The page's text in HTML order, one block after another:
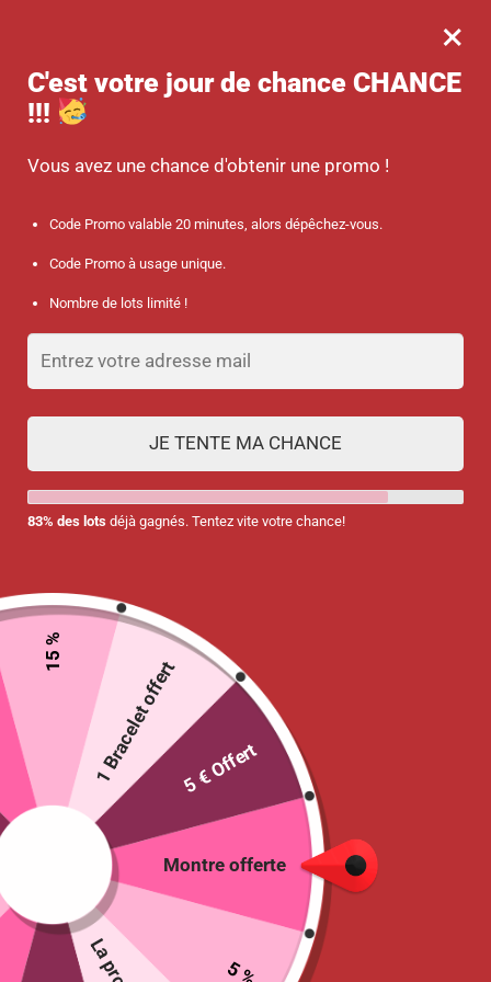
0
-10 % sur votre commande dès 45 € d’achat avec le code promo :
SANTÉ
Masques chirurgicaux Type IIR –
Motifs « Colours »
3 en stock
×
C'est votre jour de chance CHANCE
!!!
Vous avez une chance d'obtenir une promo !
Code Promo valable 20 minutes, alors dépêchez-vous.
Code Promo à usage unique.
Nombre de lots limité !
JE TENTE MA CHANCE
83% des lots déjà gagnés. Tentez vite votre chance!
Montre offerte
5 %
15 %
1 Bracelet offert5 € Offert